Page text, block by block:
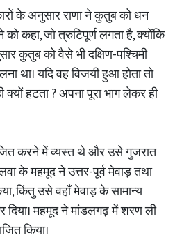
के अनुसार राणा ने कुतुब को धन
कहा, जो त्रुटिपूर्ण लगता है, क्योंकि
कुतुब को वैसे भी दक्षिण-पश्चिमी
था। यदि वह विजयी हुआ होता तो
हटता ? अपना पूरा भाग लेकर ही
करने में व्यस्त थे और उसे गुजरात
के महमूद ने उत्तर-पूर्व मेवाड़ तथा
किंतु उसे वहाँ मेवाड़ के सामान्य
दिया। महमूद ने मांडलगढ़ में शरण ली
किया।